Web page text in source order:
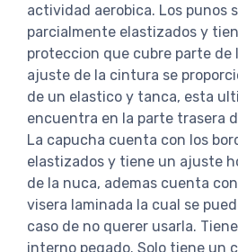
actividad aerobica. Los punos
parcialmente elastizados y
proteccion que cubre parte de
ajuste de la cintura se
de un elastico y tanca, esta
encuentra en la parte trasera
La capucha cuenta con los
elastizados y tiene un ajuste
de la nuca, ademas cuenta
visera laminada la cual se
caso de no querer usarla.
interno pegado. Solo tiene un